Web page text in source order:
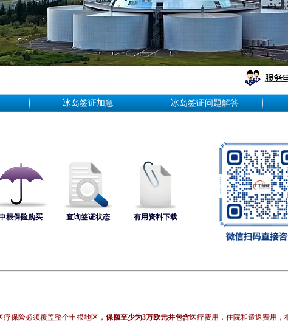
冰岛签证加急 冰岛签证问题解答
根保险购买 查询签证状态 有用资料下载
保险必须覆盖整个申根地区， 保额至少为3万欧元并包含医疗费用，住院和遣返费用，